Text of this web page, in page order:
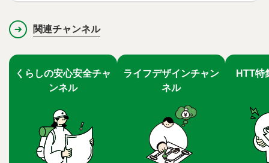
関連チャンネル